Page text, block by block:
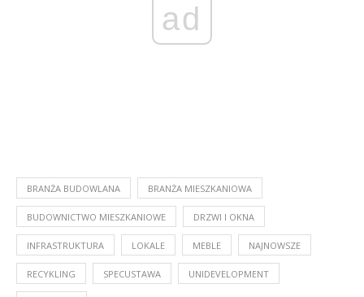
ad
BRANŻA BUDOWLANA BRANŻA MIESZKANIOWA
BUDOWNICTWO MIESZKANIOWE DRZWI I OKNA
INFRASTRUKTURA LOKALE MEBLE NAJNOWSZE
RECYKLING SPECUSTAWA UNIDEVELOPMENT